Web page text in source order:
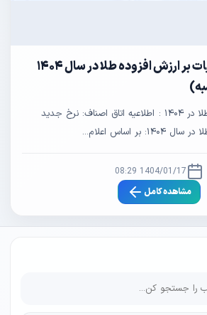
راهنمای جامع مالیات بر ارزش افزوده طلا در سال ۱۴۰۴
مالیات بر ارزش افزوده طلا در ۱۴۰۴ : اطلاعیه اتاق اصناف: نرخ جدید
اساس اعلام...
1404/01/17 08:29
مشاهده کامل